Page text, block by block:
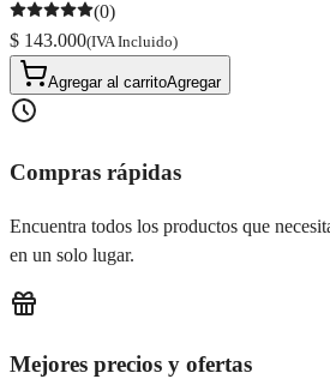
(0)
$ 143.000(IVA Incluido)
Agregar al carritoAgregar
Compras rápidas
Encuentra todos los productos que
en un solo lugar.
Mejores precios y ofertas